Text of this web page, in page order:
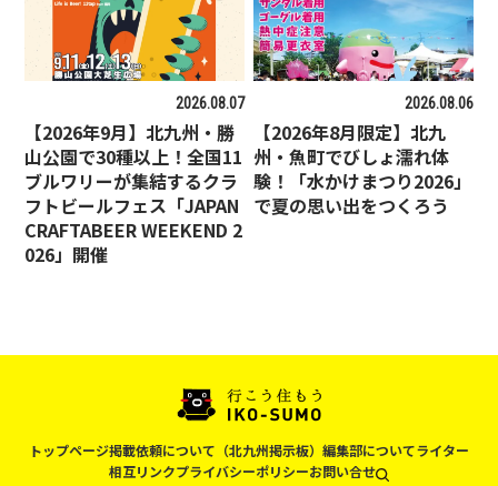
2026.08.07
【2026年9月】北九州・勝
山公園で30種以上！全国11
ブルワリーが集結するクラ
フトビールフェス「JAPAN
CRAFTABEER WEEKEND 2
026」開催
2026.08.06
【2026年8月限定】北九
州・魚町でびしょ濡れ体
験！「水かけまつり2026」
で夏の思い出をつくろう
トップページ掲載依頼について（北九州掲示板） 編集部についてライター
相互リンクプライバシーポリシーお問い合せ